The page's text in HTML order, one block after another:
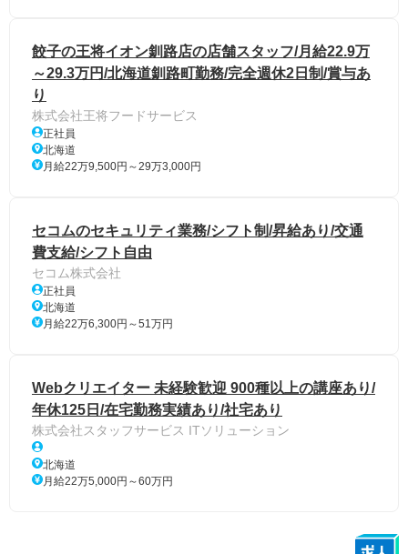
餃子の王将イオン釧路店の店舗スタッフ/月給22.9万
～29.3万円/北海道釧路町勤務/完全週休2日制/賞与あ
り
株式会社王将フードサービス
正社員
北海道
月給22万9,500円～29万3,000円
セコムのセキュリティ業務/シフト制/昇給あり/交通
費支給/シフト自由
セコム株式会社
正社員
北海道
月給22万6,300円～51万円
Webクリエイター 未経験歓迎 900種以上の講座あり/
年休125日/在宅勤務実績あり/社宅あり
株式会社スタッフサービス ITソリューション
北海道
月給22万5,000円～60万円